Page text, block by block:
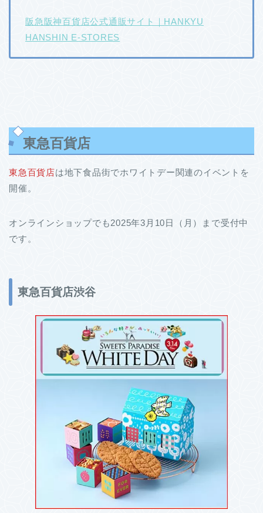
阪急阪神百貨店公式通販サイト｜HANKYU
HANSHIN E-STORES
東急百貨店
東急百貨店は地下食品街でホワイトデー関連のイベントを
開催。
オンラインショップでも2025年3月10日（月）まで受付中
です。
東急百貨店渋谷